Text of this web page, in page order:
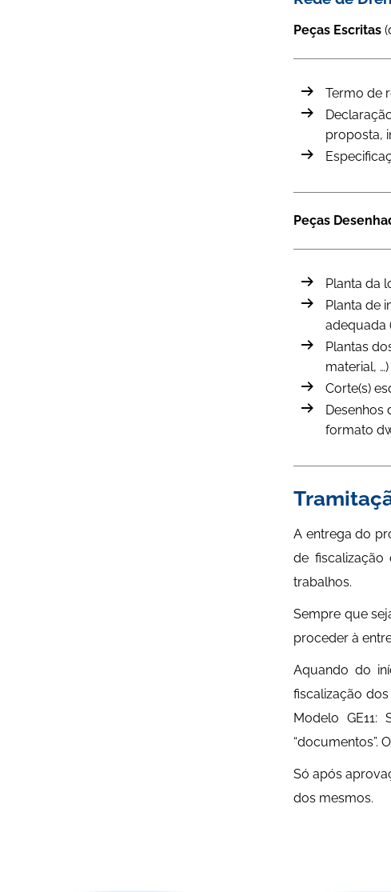
Peças Escritas
Termo de
proposta,
Peças
Planta da
Planta de
adequada
Plantas
material,
Corte(s)
formato
A entrega do
de
trabalhos.
Sempre que
proceder à
Aquando do
fiscalização
Modelo GE11:
“documentos”.
Só após
dos mesmos.